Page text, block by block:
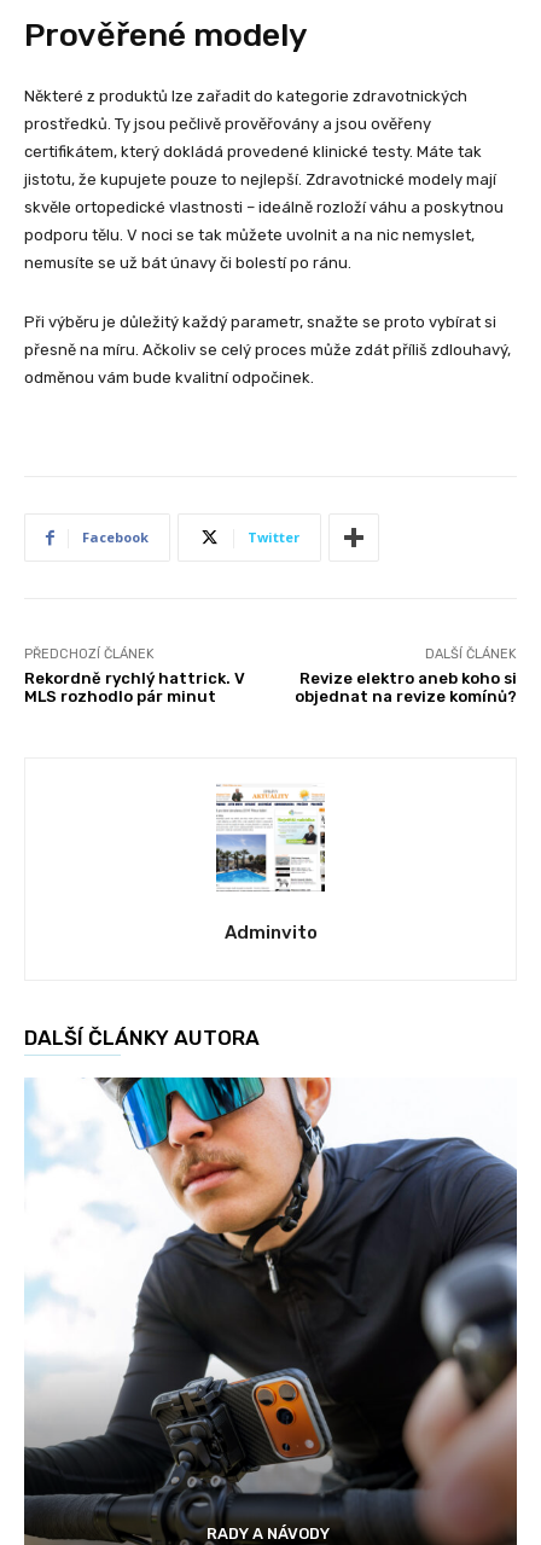
Prověřené modely
Některé z produktů lze zařadit do kategorie zdravotnických
prostředků. Ty jsou pečlivě prověřovány a jsou ověřeny
certifikátem, který dokládá provedené klinické testy. Máte tak
jistotu, že kupujete pouze to nejlepší. Zdravotnické modely mají
skvěle ortopedické vlastnosti – ideálně rozloží váhu a poskytnou
podporu tělu. V noci se tak můžete uvolnit a na nic nemyslet,
nemusíte se už bát únavy či bolestí po ránu.
Při výběru je důležitý každý parametr, snažte se proto vybírat si
přesně na míru. Ačkoliv se celý proces může zdát příliš zdlouhavý,
odměnou vám bude kvalitní odpočinek.
Facebook Twitter
PŘEDCHOZÍ ČLÁNEK
Rekordně rychlý hattrick. V
MLS rozhodlo pár minut
DALŠÍ ČLÁNEK
Revize elektro aneb koho si
objednat na revize komínů?
Adminvito
DALŠÍ ČLÁNKY AUTORA
RADY A NÁVODY